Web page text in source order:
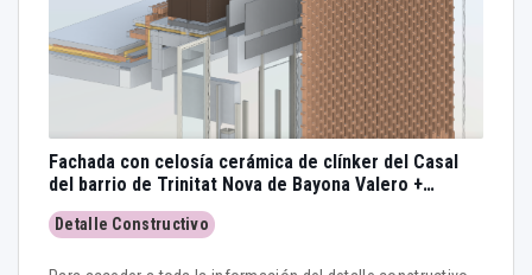
vegetales.
Fachada con celosía cerámica de clínker del Casal
del barrio de Trinitat Nova de Bayona Valero +
Cantallops Vicente - Modelo 3D - BIM
Detalle Constructivo